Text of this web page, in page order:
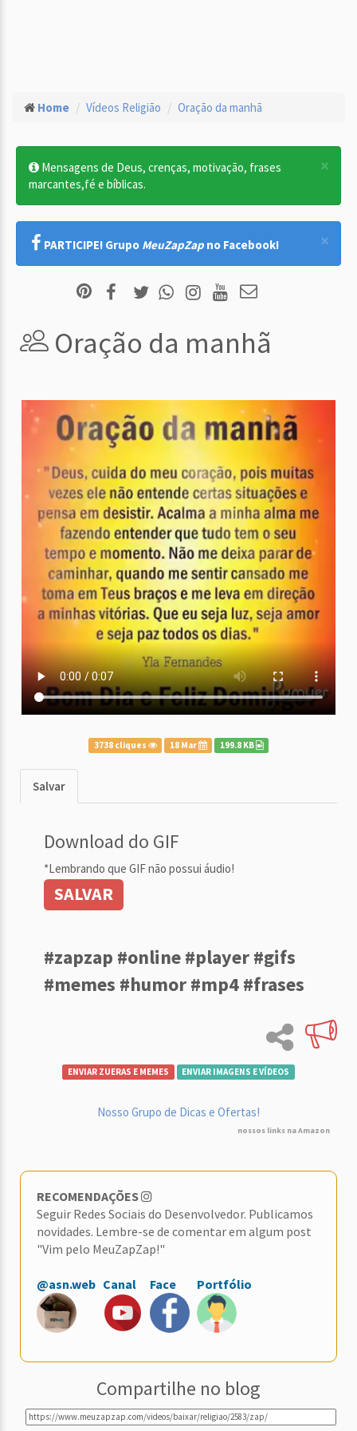
Home Vídeos Religião Oração da manhã
×
Mensagens de Deus, crenças, motivação, frases
marcantes,fé e bíblicas.
×
PARTICIPE! Grupo MeuZapZap no Facebook!
Oração da manhã
3738 cliques 18 Mar 199.8 KB
Salvar
Download do GIF
*Lembrando que GIF não possui áudio!
SALVAR
#zapzap #online #player #gifs
#memes #humor #mp4 #frases
ENVIAR ZUERAS E MEMES ENVIAR IMAGENS E VÍDEOS
Nosso Grupo de Dicas e Ofertas!
nossos links na Amazon
RECOMENDAÇÕES
Seguir Redes Sociais do Desenvolvedor. Publicamos
novidades. Lembre-se de comentar em algum post
"Vim pelo MeuZapZap!"
@asn.web Canal Face Portfólio
Compartilhe no blog